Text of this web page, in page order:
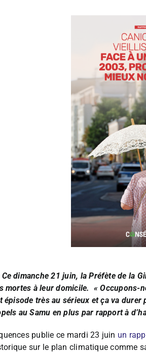
Ce dimanche 21 juin, la Préfète de la
mortes à leur domicile. « Occupons-
épisode très au sérieux et ça va
au Samu en plus par rapport à
publie ce mardi 23 juin un
sur le plan climatique comme